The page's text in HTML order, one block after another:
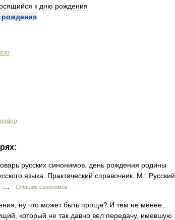
к дню рождения
рождения
русских синонимов день рождения родины
языка Практический справочник М : Русский
Словарь синонимов
ну что может быть проще? И тем не менее
который не так давно вел передачу, имевшую